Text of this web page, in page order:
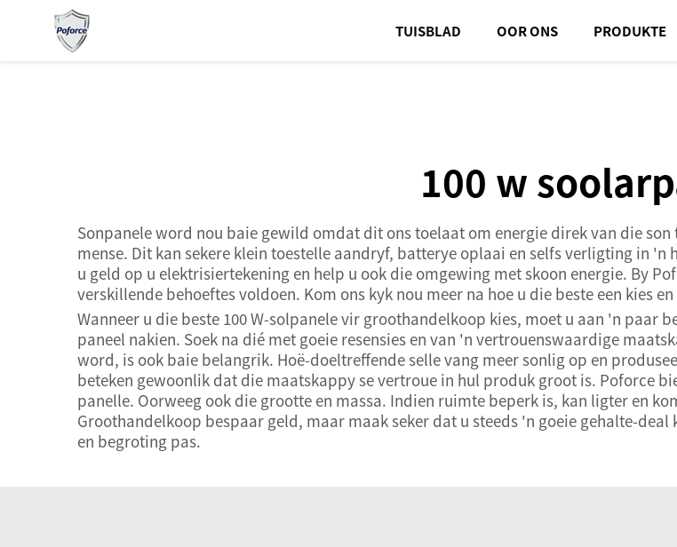
100 W-solpaneel
is ’n goeie keuse vir l...">
TUISBLAD OOR ONS PRODUKTE
100 w
Sonpanele word nou baie gewild omdat dit ons toelaat om energie direk van die son
mense. Dit kan sekere klein toestelle aandryf, batterye oplaai en selfs verligting in
u geld op u elektrisiertekening en help u ook die omgewing met skoon energie. By
verskillende behoeftes voldoen. Kom ons kyk nou meer na hoe u die beste een kies
Wanneer u die beste 100 W-solpanele vir groothandelkoop kies, moet u aan 'n paar
paneel nakien. Soek na dié met goeie resensies en van 'n vertrouenswaardige
word, is ook baie belangrik. Hoë-doeltreffende selle vang meer sonlig op en
beteken gewoonlik dat die maatskappy se vertroue in hul produk groot is. Poforce
panelle. Oorweeg ook die grootte en massa. Indien ruimte beperk is, kan ligter en
Groothandelkoop bespaar geld, maar maak seker dat u steeds 'n goeie gehalte-
en begroting pas.